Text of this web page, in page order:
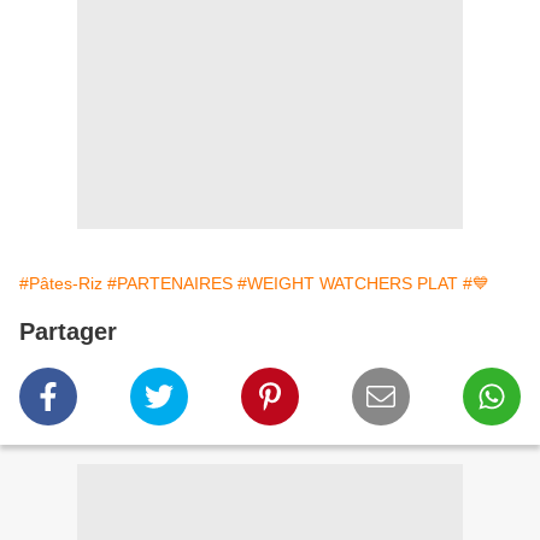
#Pâtes-Riz #PARTENAIRES #WEIGHT WATCHERS PLAT #💙
Partager